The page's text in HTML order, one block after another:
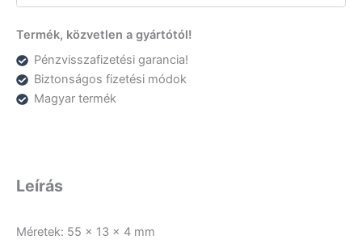
Termék, közvetlen a gyártótól!
Pénzvisszafizetési garancia!
Biztonságos fizetési módok
Magyar termék
Leírás
Méretek: 55 x 13 x 4 mm